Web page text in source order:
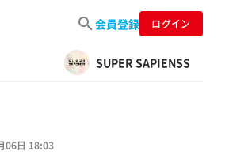
会員登録 ログイン
SUPER SAPIENSS
06日 18:03